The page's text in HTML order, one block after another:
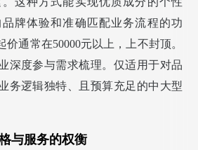
牌体验和准确匹配业务流程的功
通常在50000元以上，上不封顶。
深度参与需求梳理。仅适用于对品
务逻辑独特、且预算充足的中大型
与服务的权衡